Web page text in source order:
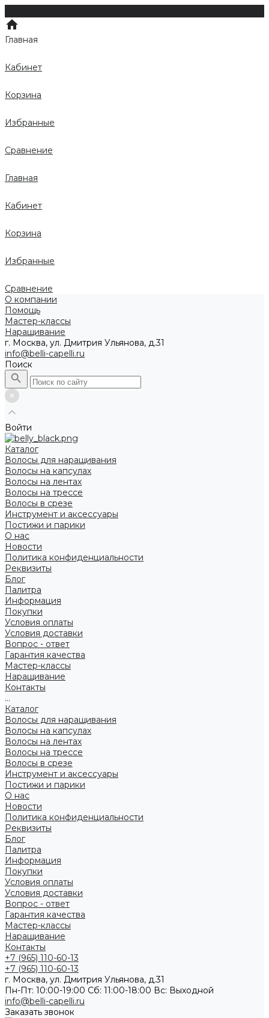
Главная
Кабинет
Корзина
Избранные
Сравнение
Главная
Кабинет
Корзина
Избранные
Сравнение
О компании
Помощь
Мастер-классы
Наращивание
г. Москва, ул. Дмитрия Ульянова, д.31
info@belli-capelli.ru
Поиск
Войти
Каталог
Волосы для наращивания
Волосы на капсулах
Волосы на лентах
Волосы на трессе
Волосы в срезе
Инструмент и аксессуары
Постижи и парики
О нас
Новости
Политика конфиденциальности
Реквизиты
Блог
Палитра
Информация
Покупки
Условия оплаты
Условия доставки
Вопрос - ответ
Гарантия качества
Мастер-классы
Наращивание
Контакты
...
Каталог
Волосы для наращивания
Волосы на капсулах
Волосы на лентах
Волосы на трессе
Волосы в срезе
Инструмент и аксессуары
Постижи и парики
О нас
Новости
Политика конфиденциальности
Реквизиты
Блог
Палитра
Информация
Покупки
Условия оплаты
Условия доставки
Вопрос - ответ
Гарантия качества
Мастер-классы
Наращивание
Контакты
+7 (965) 110-60-13
+7 (965) 110-60-13
г. Москва, ул. Дмитрия Ульянова, д.31
Пн-Пт: 10:00-19:00 Cб: 11:00-18:00 Вс: Выходной
info@belli-capelli.ru
Заказать звонок